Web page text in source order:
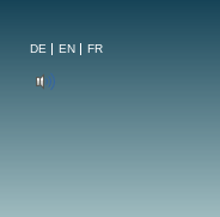
DE EN FR